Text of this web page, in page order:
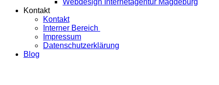
Webdesign Internetagentur Magdeburg
Kontakt
Kontakt
Interner Bereich
Impressum
Datenschutzerklärung
Blog